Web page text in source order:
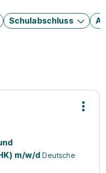
Schulabschluss
m/w/d Deutsche